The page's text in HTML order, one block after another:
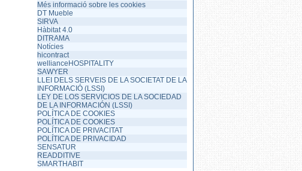
Més informació sobre les cookies
DT Mueble
SIRVA
Hàbitat 4.0
DITRAMA
Notícies
hicontract
wellianceHOSPITALITY
SAWYER
LLEI DELS SERVEIS DE LA SOCIETAT DE LA
INFORMACIÓ (LSSI)
LEY DE LOS SERVICIOS DE LA SOCIEDAD
DE LA INFORMACIÓN (LSSI)
POLÍTICA DE COOKIES
POLÍTICA DE COOKIES
POLÍTICA DE PRIVACITAT
POLÍTICA DE PRIVACIDAD
SENSATUR
READDITIVE
SMARTHABIT